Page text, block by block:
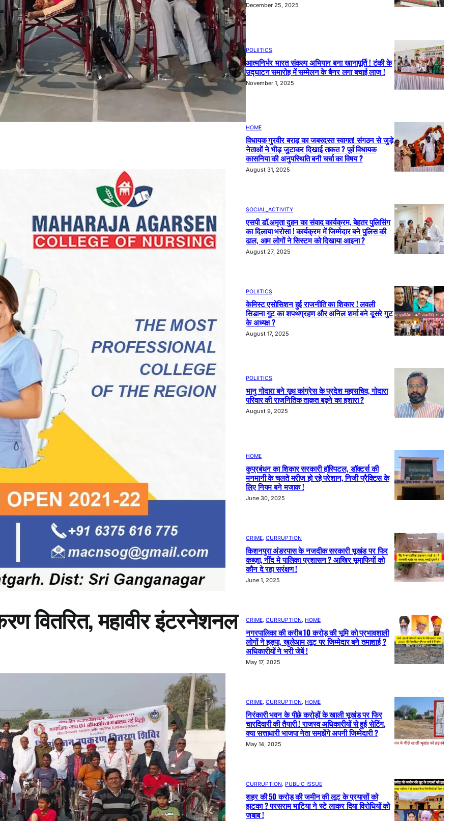
वितरित, महावीर इंटरनेशनल
December 25, 2025
POLIITICS
आत्मनिर्भर भारत संकल्प अभियान बना खानापूर्ति ! टंकी के
उद्घाटन समारोह में सम्मेलन के बैनर लगा बचाई लाज !
November 1, 2025
HOME
विधायक गुरवीर बराड़ का जबरदस्त स्वागत! संगठन से जुड़े
नेताओं ने भीड़ जुटाकर दिखाई ताकत ? पूर्व विधायक
कासनिया की अनुपस्थिति बनी चर्चा का विषय ?
August 31, 2025
SOCIAL_ACTIVITY
एसपी डॉ.अमृता दुहन का संवाद कार्यक्रम, बेहतर पुलिसिंग
का दिलाया भरोसा ! कार्यक्रम में जिम्मेदार बने पुलिस की
ढाल, आम लोगों ने सिस्टम को दिखाया आइना ?
August 27, 2025
POLIITICS
केमिस्ट एसोसिशन हुई राजनीति का शिकार ! लवली
सिडाना गुट का शपथग्रहण और अनिल शर्मा बने दूसरे गुट
के अध्यक्ष ?
August 17, 2025
POLIITICS
भानु गोदारा बने यूथ कांग्रेस के प्रदेश महासचिव, गोदारा
परिवार की राजनितिक ताक़त बढ़ने का इशारा ?
August 9, 2025
HOME
कुप्रबंधन का शिकार सरकारी हॉस्पिटल, डॉक्टर्स की
मनमानी के चलते मरीज हो रहे परेशान, निजी प्रैक्टिस के
लिए नियम बने मजाक !
June 30, 2025
CRIME, CURRUPTION
किशनपुरा अंडरपास के नजदीक सरकारी भूखंड पर फिर
कब्ज़ा, नींद मे पालिका प्रशासन ? आखिर भूमाफियों को
कौन दे रहा सरंक्षण !
June 1, 2025
CRIME, CURRUPTION, HOME
नगरपालिका की करीब 10 करोड़ की भूमि को प्रभावशाली
लोगों ने हड़पा, खुलेआम लूट पर जिम्मेदार बने तमाशाई ?
अधिकारीयों ने भरी जेबें !
May 17, 2025
CRIME, CURRUPTION, HOME
निरंकारी भवन के पीछे करोड़ों के खाली भूखंड पर फिर
चारदिवारी की तैयारी ! राजस्व अधिकारीयों से हुई सेटिंग,
क्या सत्ताधारी भाजपा नेता समझेंगे अपनी जिम्मेदारी ?
May 14, 2025
CURRUPTION, PUBLIC ISSUE
शहर की 50 करोड़ की जमीन की लूट के प्रयासों को
झटका ? परसराम भाटिया ने स्टे लाकर दिया विरोधियों को
जबाब !